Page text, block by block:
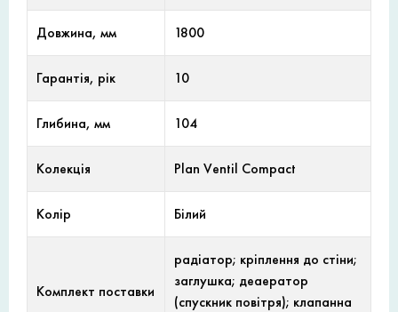
Довжина, мм 1800
Гарантія, рік 10
Глибина, мм 104
Колекція Plan Ventil Compact
Колір Білий
Комплект поставки
радіатор; кріплення до стіни;
заглушка; деаератор
(спускник повітря); клапанна